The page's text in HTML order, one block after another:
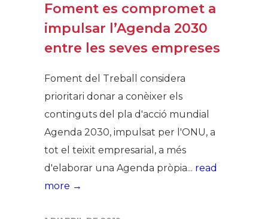
Foment es compromet a
impulsar l’Agenda 2030
entre les seves empreses
Foment del Treball considera
prioritari donar a conèixer els
continguts del pla d'acció mundial
Agenda 2030, impulsat per l'ONU, a
tot el teixit empresarial, a més
d'elaborar una Agenda pròpia... read
more →